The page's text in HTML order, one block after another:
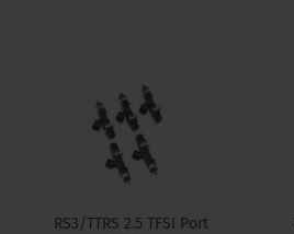
RS3/TTRS 2.5 TFSI Port